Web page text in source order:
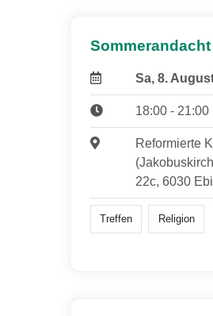
Sommerandacht
Sa, 8.
18:00 - 21:00
Reformierte
22c, 6030
Treffen Religion